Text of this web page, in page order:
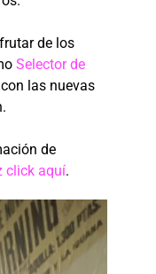
de los
Selector de
las nuevas
de
click aquí.